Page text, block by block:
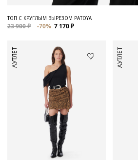
ТОП С КРУГЛЫМ ВЫРЕЗОМ PATOYA
23 900 ₽ -70% 7 170 ₽
АУТЛЕТ АУТЛЕТ